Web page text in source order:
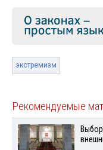
экстремизм
Рекомендуемые